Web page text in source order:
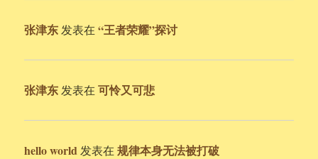
张津东 发表在“王者荣耀”探讨
张津东 发表在可怜又可悲
hello world 发表在规律本身无法被打破